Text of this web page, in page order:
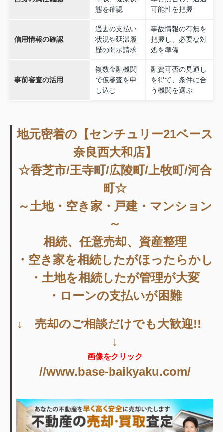
態を確認
可能性を把握
信用情報の確認
過去の支払い
状況や延滞履
歴の開示請求
事故情報の有無を
把握し、必要な対
処を準備
事前審査の活用
複数金融機関
で仮審査を申
し込む
融資可否の見通し
を得て、条件に合
う機関を選ぶ
地元密着の【センチュリー21ベース
奈良西大和店】
☆香芝市/王寺町/広陵町/上牧町/河合
町☆
～土地・空き家・戸建・マンション
～
相続、任意売却、資産整理
・空き家を相続したがほったらかし
・土地を相続したが管理が大変
・ローンの支払いが困難
↓ 売却のご相談だけでも大歓迎!!
↓
画像をクリック
//www.base-baikyaku.com/